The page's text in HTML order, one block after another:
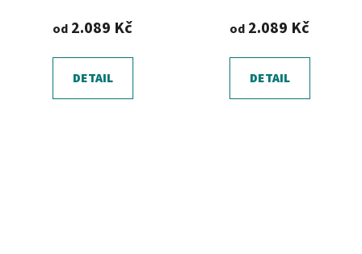
od 2.089 Kč
DETAIL
od 2.089 Kč
DETAIL